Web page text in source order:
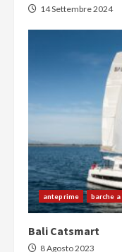
14 Settembre 2024
anteprime barche a
Bali Catsmart
8 Agosto 2023